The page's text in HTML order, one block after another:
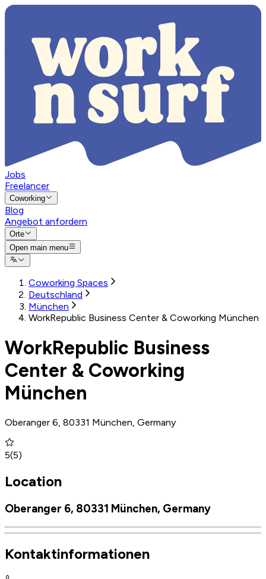
Jobs
Freelancer
Coworking
Blog
Angebot anfordern
Orte
Open main menu
Coworking Spaces
Deutschland
München
WorkRepublic Business Center & Coworking München
WorkRepublic Business
Center & Coworking
München
Oberanger 6, 80331 München, Germany
5(5)
Location
Oberanger 6, 80331 München, Germany
Kontaktinformationen